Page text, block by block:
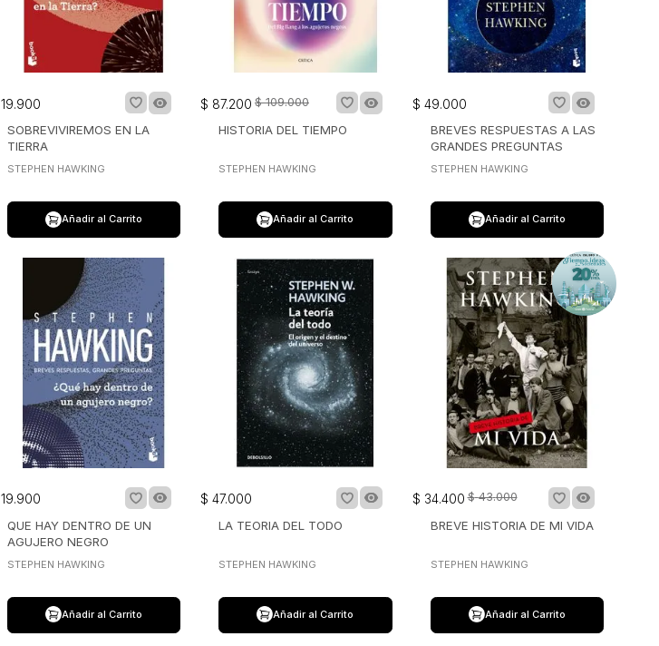
19.900
SOBREVIVIREMOS EN LA
TIERRA
STEPHEN HAWKING
Añadir al Carrito
$ 87.200 $ 109.000
HISTORIA DEL TIEMPO
STEPHEN HAWKING
Añadir al Carrito
$ 49.000
BREVES RESPUESTAS A LAS
GRANDES PREGUNTAS
STEPHEN HAWKING
Añadir al Carrito
19.900
QUE HAY DENTRO DE UN
AGUJERO NEGRO
STEPHEN HAWKING
Añadir al Carrito
$ 47.000
LA TEORIA DEL TODO
STEPHEN HAWKING
Añadir al Carrito
$ 34.400 $ 43.000
BREVE HISTORIA DE MI VIDA
STEPHEN HAWKING
Añadir al Carrito